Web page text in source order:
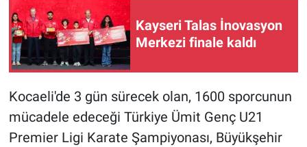
Kayseri Talas İnovasyon
Merkezi finale kaldı
Kocaeli'de 3 gün sürecek olan, 1600 sporcunun
mücadele edeceği Türkiye Ümit Genç U21
Premier Ligi Karate Şampiyonası, Büyükşehir